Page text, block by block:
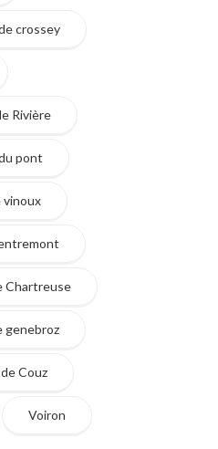
crossey
Rivière
pont
vinoux
Chartreuse
genebroz
Couz
Voiron